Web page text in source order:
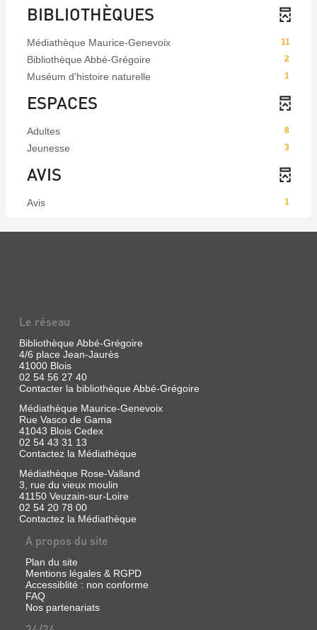
BIBLIOTHÈQUES
11
Médiathèque Maurice-Genevoix
2
Bibliothèque Abbé-Grégoire
1
Muséum d'histoire naturelle
ESPACES
8
Adultes
3
Jeunesse
AVIS
1
Avis
Le réseau
Bibliothèque Abbé-Grégoire
4/6 place Jean-Jaurès
41000 Blois
02 54 56 27 40
Contacter la bibliothèque Abbé-Grégoire
Médiathèque Maurice-Genevoix
Rue Vasco de Gama
41043 Blois Cedex
02 54 43 31 13
Contactez la Médiathèque
Médiathèque Rose-Valland
3, rue du vieux moulin
41150 Veuzain-sur-Loire
02 54 20 78 00
Contactez la Médiathèque
A propos du site
Plan du site
Mentions légales & RGPD
Accessiblité : non conforme
FAQ
Nos partenariats